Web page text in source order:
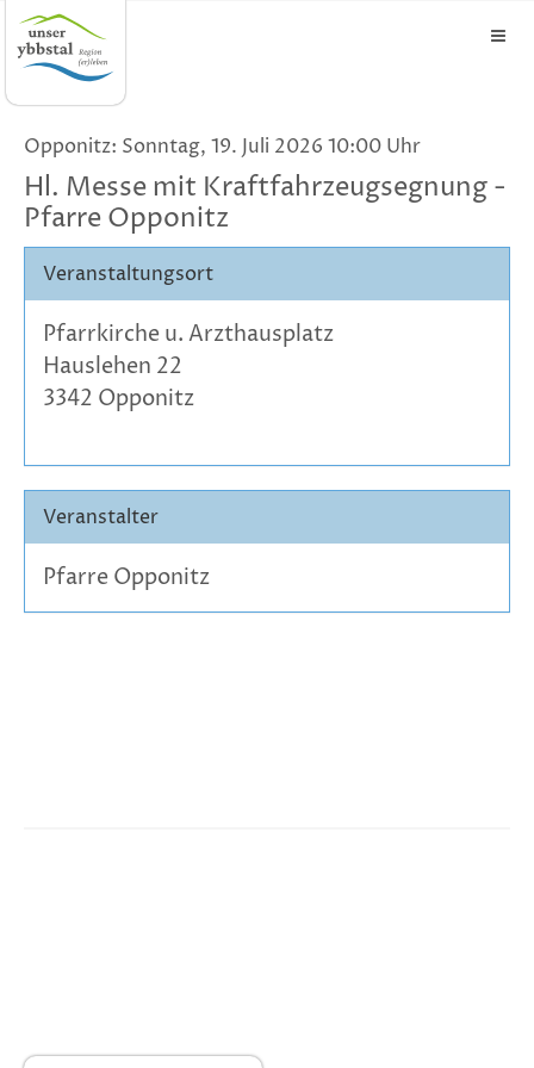
Opponitz: Sonntag, 19. Juli 2026 10:00 Uhr
Hl. Messe mit Kraftfahrzeugsegnung -
Pfarre Opponitz
Veranstaltungsort
Pfarrkirche u. Arzthausplatz
Hauslehen 22
3342 Opponitz
Veranstalter
Pfarre Opponitz